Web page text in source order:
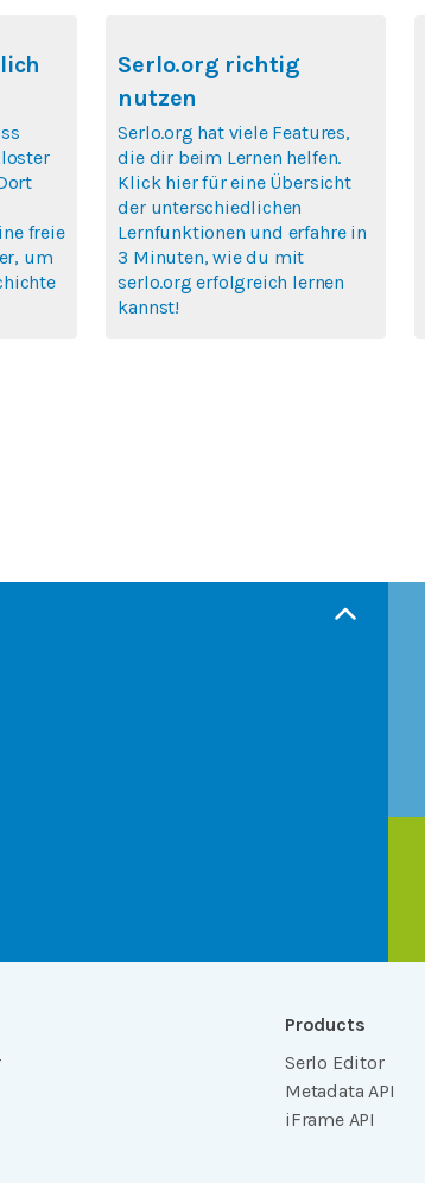
freie
um
Serlo.org richtig
nutzen
Serlo.org hat viele Features,
die dir beim Lernen helfen.
Klick hier für eine Übersicht
der unterschiedlichen
Lernfunktionen und erfahre in
3 Minuten, wie du mit
serlo.org erfolgreich lernen
kannst!
Products
Serlo Editor
Metadata API
iFrame API